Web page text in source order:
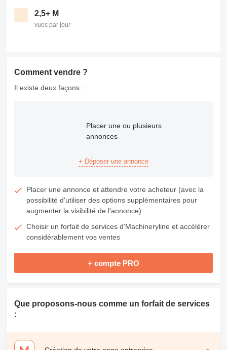
2,5+ M
vues par jour
Comment vendre ?
Il existe deux façons :
Placer une ou plusieurs
annonces
+ Déposer une annonce
Placer une annonce et attendre votre acheteur (avec la
possibilité d'utiliser des options supplémentaires pour
augmenter la visibilité de l'annonce)
Choisir un forfait de services d'Machineryline et accélérer
considérablement vos ventes
+ compte PRO
Que proposons-nous comme un forfait de services
: